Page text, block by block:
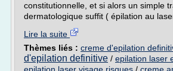
constitutionnelle, et si alors un simple
dermatologique suffit ( épilation au laser
Lire la suite
Thèmes liés : creme d'epilation
d'epilation definitive / epilation laser